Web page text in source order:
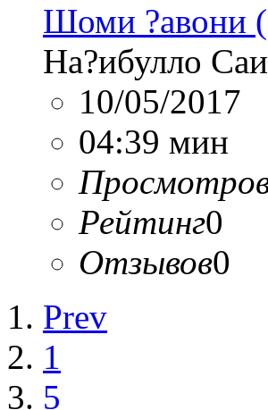
Шоми ?авони
На?ибулло
10/05/2017
04:39 мин
Рейтинг0
Отзывов0
Prev
1
5